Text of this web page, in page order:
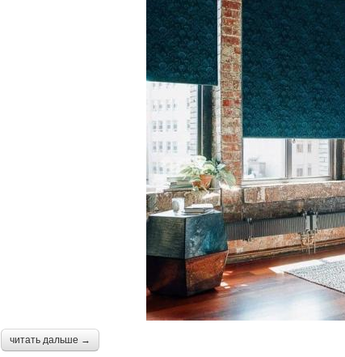
читать дальше →